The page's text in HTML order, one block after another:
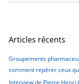
e
e
c
h
e
Articles récents
Groupements
comment repérer ceux
Interview de Pierre Henri